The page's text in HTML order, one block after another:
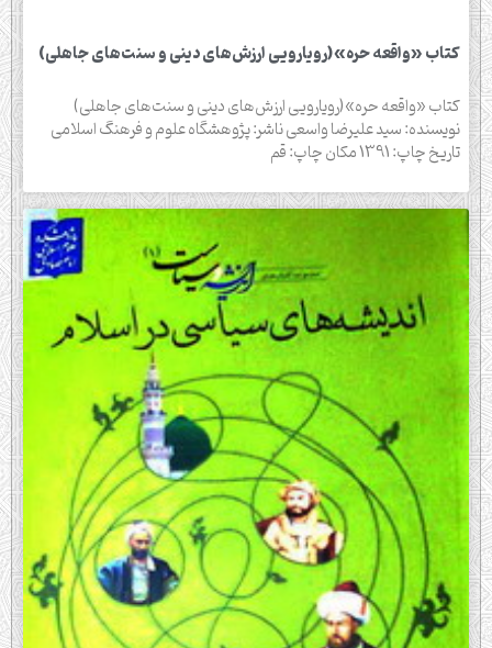
کتاب «واقعه حره»(رویارویی ارزش‌های دینی و سنت‌های جاهلی)
کتاب «واقعه حره»(رویارویی ارزش‌های دینی و سنت‌های جاهلی)
نویسنده: سید علیرضا واسعی ناشر: پژوهشگاه علوم و فرهنگ اسلامی
تاریخ چاپ: 1391 مکان چاپ: قم